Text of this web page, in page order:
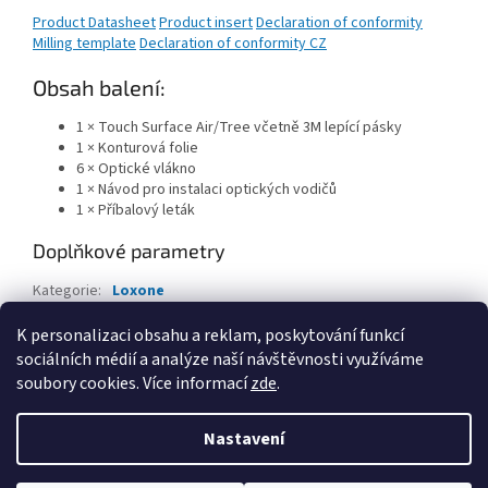
K personalizaci obsahu a reklam, poskytování funkcí
sociálních médií a analýze naší návštěvnosti využíváme
soubory cookies. Více informacízde.
Nastavení
Product DatasheetProduct insertDeclaration of conformity
Milling templateDeclaration of conformity CZ
Obsah balení:
1 × Touch Surface Air/Tree včetně 3M lepící pásky
1 × Konturová folie
6 × Optické vlákno
1 × Návod pro instalaci optických vodičů
1 × Příbalový leták
Doplňkové parametry
Kategorie: Loxone